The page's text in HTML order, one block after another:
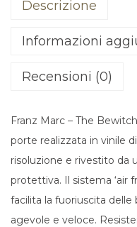
Descrizione
Informazioni
Recensioni (0)
Franz Marc – The
porte realizzata in vinile
risoluzione e rivestito da
protettiva. Il sistema ‘air
facilita la fuoriuscita delle
agevole e veloce.